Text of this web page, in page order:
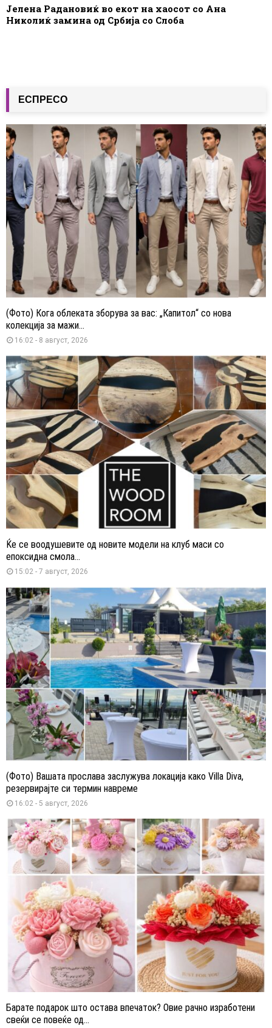
Јелена Радановиќ во екот на хаосот со Ана
Николиќ замина од Србија со Слоба
ЕСПРЕСО
(Фото) Кога облеката зборува за вас: „Капитол“ со нова
колекција за мажи...
16:02 - 8 август, 2026
Ќе се воодушевите од новите модели на клуб маси со
епоксидна смола...
15:02 - 7 август, 2026
(Фото) Вашата прослава заслужува локација како Villa Diva,
резервирајте си термин навреме
16:02 - 5 август, 2026
Барате подарок што остава впечаток? Овие рачно изработени
свеќи се повеќе од...